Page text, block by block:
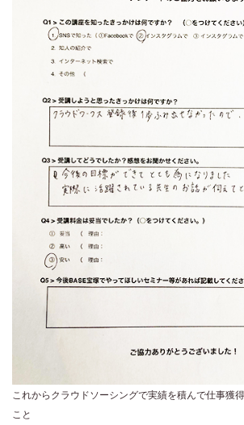
これからクラウドソーシングで実績を積んで仕事獲
こと